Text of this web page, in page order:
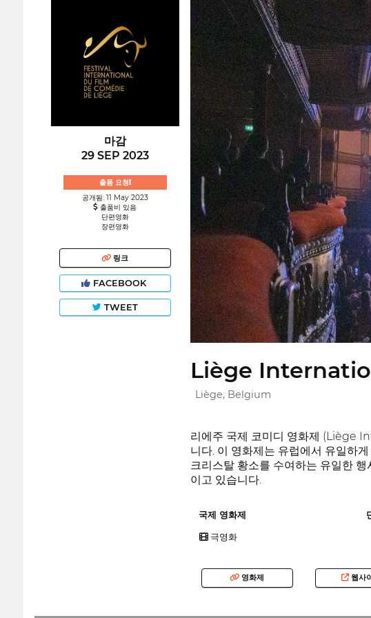
마감
29 SEP 2023
출품 요청!
공개됨: 11 May 2023
출품비 있음
단편영화
장편영화
링크
FACEBOOK
TWEET
Liège
Liège, Belgium
리에주 국제 코미디 영화제 (Liège
니다. 이 영화제는 유럽에서 유일하
크리스탈 황소를 수여하는 유일한
이고 있습니다.
국제 영화제
극영화
영화제 웹사